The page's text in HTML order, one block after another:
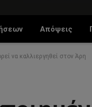
Απόψεις
να καλλιεργηθεί στον Άρη